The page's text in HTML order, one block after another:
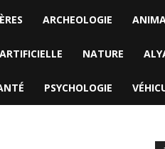
ARCHEOLOGIE
NATURE
PSYCHOLOGIE